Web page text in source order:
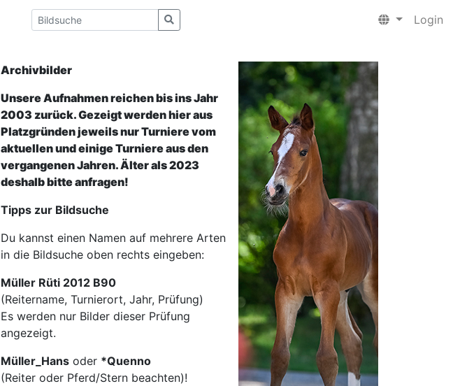
Login
Archivbilder
Unsere Aufnahmen reichen bis ins Jahr
2003 zurück. Gezeigt werden hier aus
Platzgründen jeweils nur Turniere vom
aktuellen und einige Turniere aus den
vergangenen Jahren. Älter als 2023
deshalb bitte anfragen!
Tipps zur Bildsuche
Du kannst einen Namen auf mehrere Arten
in die Bildsuche oben rechts eingeben:
Müller Rüti 2012 B90
(Reitername, Turnierort, Jahr, Prüfung)
Es werden nur Bilder dieser Prüfung
angezeigt.
Müller_Hans oder *Quenno
(Reiter oder Pferd/Stern beachten)!